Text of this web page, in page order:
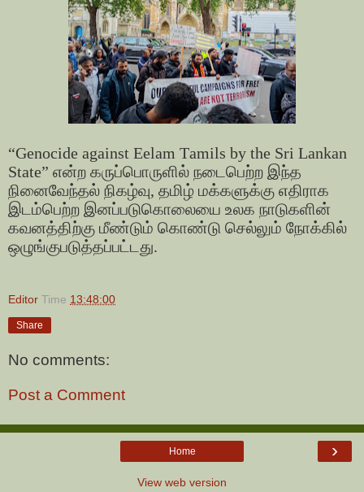
“Genocide against Eelam Tamils by the Sri Lankan
State” என்ற கருப்பொருளில் நடைபெற்ற இந்த
நினைவேந்தல் நிகழ்வு, தமிழ் மக்களுக்கு எதிராக
இடம்பெற்ற இனப்படுகொலையை உலக நாடுகளின்
கவனத்திற்கு மீண்டும் கொண்டு செல்லும் நோக்கில்
ஒழுங்குபடுத்தப்பட்டது.
Editor Time 13:48:00
Share
No comments:
Post a Comment
›
Home
View web version